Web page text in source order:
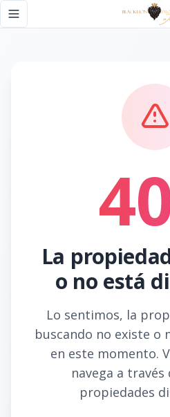
Toggle navigation menu
La
o no está
Lo sentimos, la
buscando no existe o
en este momento.
navega a
propiedades
Página no encontrada - Black